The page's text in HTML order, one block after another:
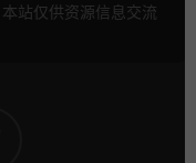
站仅供资源信息交流